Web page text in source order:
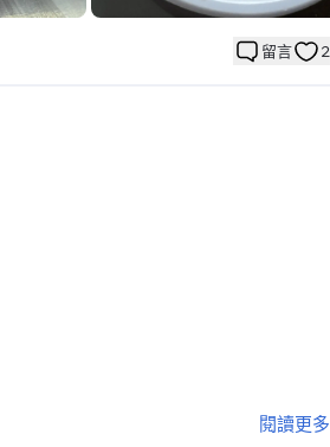
留言 2
閱讀更多